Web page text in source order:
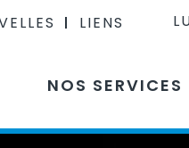
LIENS
NOS SERVICES